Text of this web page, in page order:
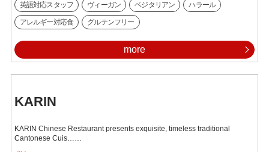
英語対応スタッフ ヴィーガン ベジタリアン ハラール
アレルギー対応食 グルテンフリー
more
KARIN
KARIN Chinese Restaurant presents exquisite, timeless traditional
Cantonese Cuis……